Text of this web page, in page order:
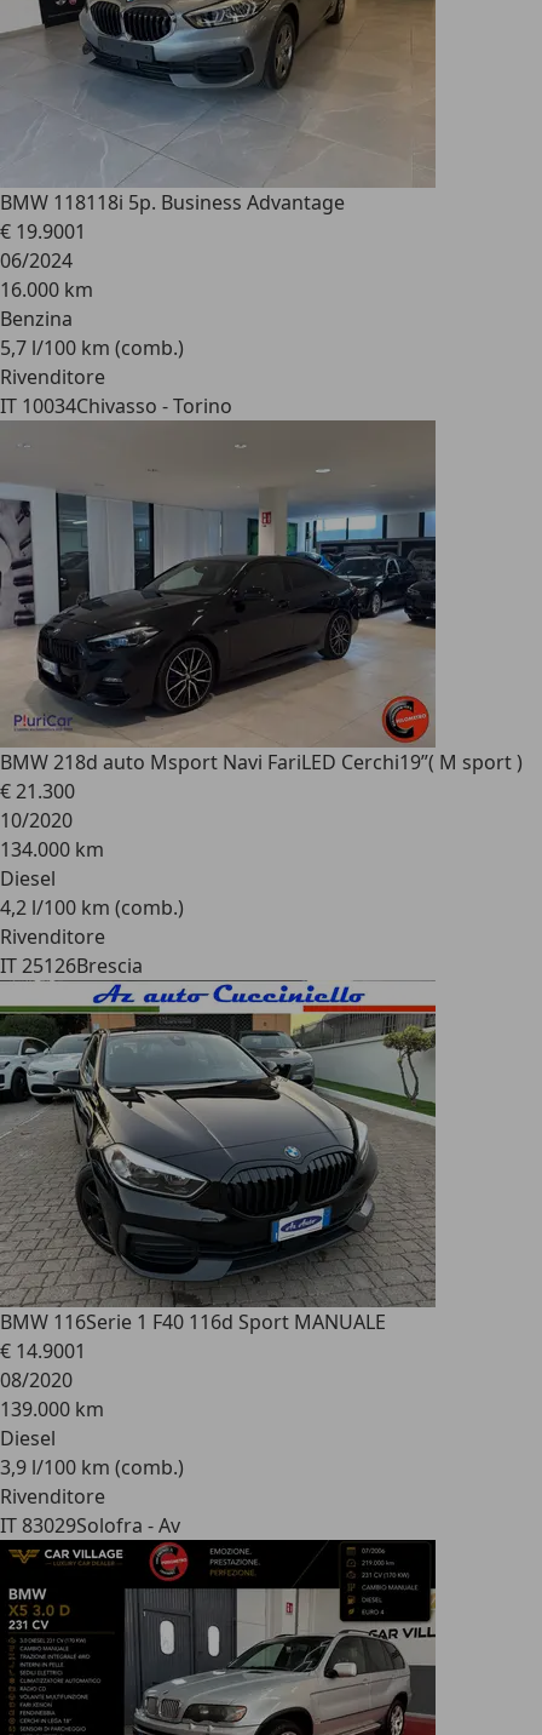
BMW 118118i 5p. Business Advantage
€ 19.9001
06/2024
16.000 km
Benzina
5,7 l/100 km (comb.)
Rivenditore
IT 10034Chivasso - Torino
BMW 218d auto Msport Navi FariLED Cerchi19”( M sport )
€ 21.300
10/2020
134.000 km
Diesel
4,2 l/100 km (comb.)
Rivenditore
IT 25126Brescia
BMW 116Serie 1 F40 116d Sport MANUALE
€ 14.9001
08/2020
139.000 km
Diesel
3,9 l/100 km (comb.)
Rivenditore
IT 83029Solofra - Av